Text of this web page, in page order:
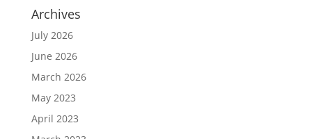
Archives
July 2026
June 2026
March 2026
May 2023
April 2023